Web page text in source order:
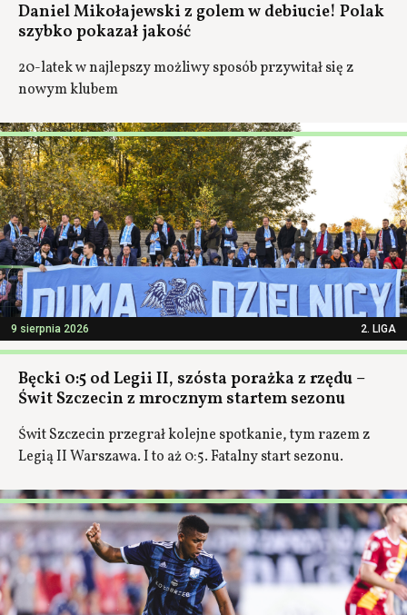
Daniel Mikołajewski z golem w debiucie! Polak
szybko pokazał jakość
20-latek w najlepszy możliwy sposób przywitał się z
nowym klubem
9 sierpnia 2026 2. LIGA
Bęcki 0:5 od Legii II, szósta porażka z rzędu –
Świt Szczecin z mrocznym startem sezonu
Świt Szczecin przegrał kolejne spotkanie, tym razem z
Legią II Warszawa. I to aż 0:5. Fatalny start sezonu.